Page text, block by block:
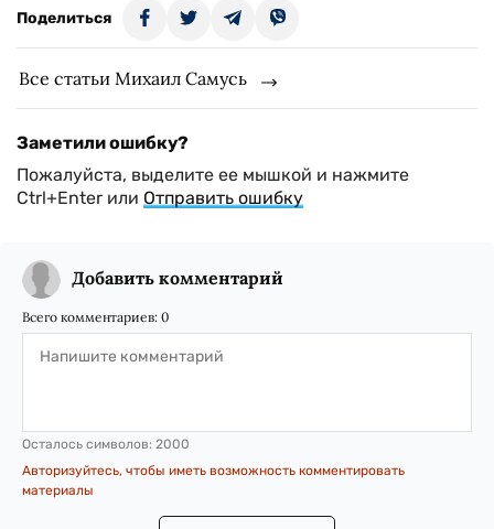
Поделиться
Все статьи Михаил Самусь
Заметили ошибку?
Пожалуйста, выделите ее мышкой и нажмите
Ctrl+Enter или Отправить ошибку
Добавить комментарий
Всего комментариев: 0
Осталось символов: 2000
Авторизуйтесь, чтобы иметь возможность комментировать
материалы